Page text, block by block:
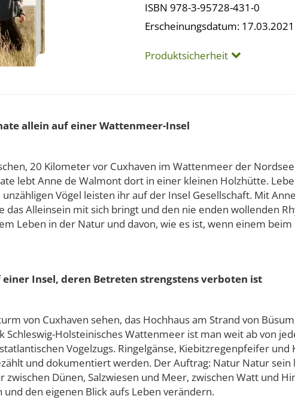
ISBN 978-3-95728-431-0
Erscheinungsdatum: 17.03.2021
Produktsicherheit
allein auf einer Wattenmeer-Insel
20 Kilometer vor Cuxhaven im Wattenmeer der
lebt Anne de Walmont dort in einer kleinen Holzhütte.
Vögel leisten ihr auf der Insel Gesellschaft. Mit
Alleinsein mit sich bringt und den nie enden wollenden
Leben in der Natur und davon, wie es ist, wenn einem
Insel, deren Betreten strengstens verboten ist
von Cuxhaven sehen, das Hochhaus am Strand von
Holsteinisches Wattenmeer ist man weit ab von
Vogelzugs. Ringelgänse, Kiebitzregenpfeifer
und dokumentiert werden. Der Auftrag: Natur Natur sein
Dünen, Salzwiesen und Meer, zwischen Watt und
den eigenen Blick aufs Leben verändern.